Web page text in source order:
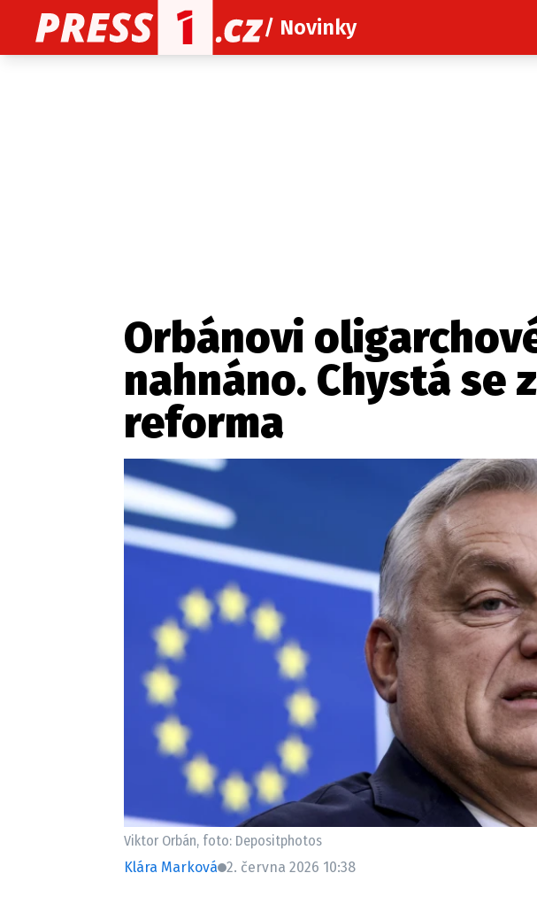
/ Novinky
Orbánovi
nahnáno. Chystá se
reforma
Viktor Orbán, foto: Depositphotos
Klára Marková 2. června 2026 10:38